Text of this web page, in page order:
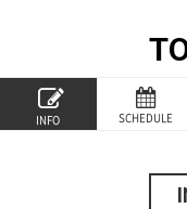
INFO SCHEDULE